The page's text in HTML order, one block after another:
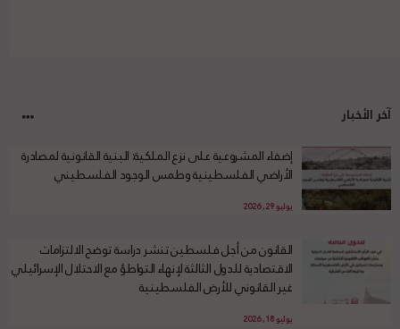
آخر الأخبار
إضفاء المشروعية على نزع الملكية: البنية القانونية لمصادرة
الأراضي الفلسطينية وطمس الوجود الفلسطيني
يوليو 29, 2026
القانون من أجل فلسطين تنشر دراسة توضح الالتزامات
الاقتصادية للدول الثالثة لإنهاء التواطؤ مع الاحتلال الإسرائيلي
غير القانوني للأرض الفلسطينية
يوليو 18, 2026